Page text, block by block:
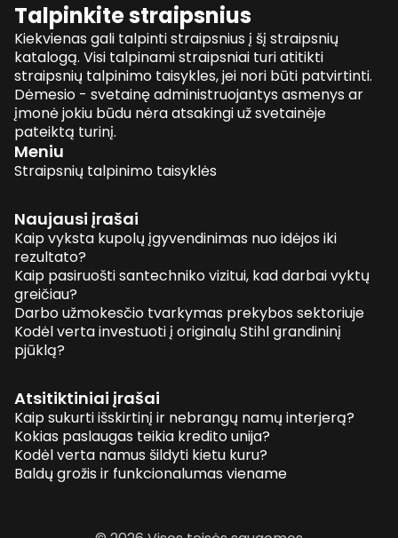
Talpinkite straipsnius
Kiekvienas gali talpinti straipsnius į šį straipsnių
katalogą. Visi talpinami straipsniai turi atitikti
straipsnių talpinimo taisykles, jei nori būti patvirtinti.
Dėmesio - svetainę administruojantys asmenys ar
įmonė jokiu būdu nėra atsakingi už svetainėje
pateiktą turinį.
Meniu
Straipsnių talpinimo taisyklės
Naujausi įrašai
Kaip vyksta kupolų įgyvendinimas nuo idėjos iki
rezultato?
Kaip pasiruošti santechniko vizitui, kad darbai vyktų
greičiau?
Darbo užmokesčio tvarkymas prekybos sektoriuje
Kodėl verta investuoti į originalų Stihl grandininį
pjūklą?
Atsitiktiniai įrašai
Kaip sukurti išskirtinį ir nebrangų namų interjerą?
Kokias paslaugas teikia kredito unija?
Kodėl verta namus šildyti kietu kuru?
Baldų grožis ir funkcionalumas viename